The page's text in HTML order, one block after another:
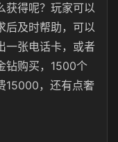
获得呢？玩家可以
后及时帮助，可以
一张电话卡，或者
钻购买，1500个
15000，还有点奢